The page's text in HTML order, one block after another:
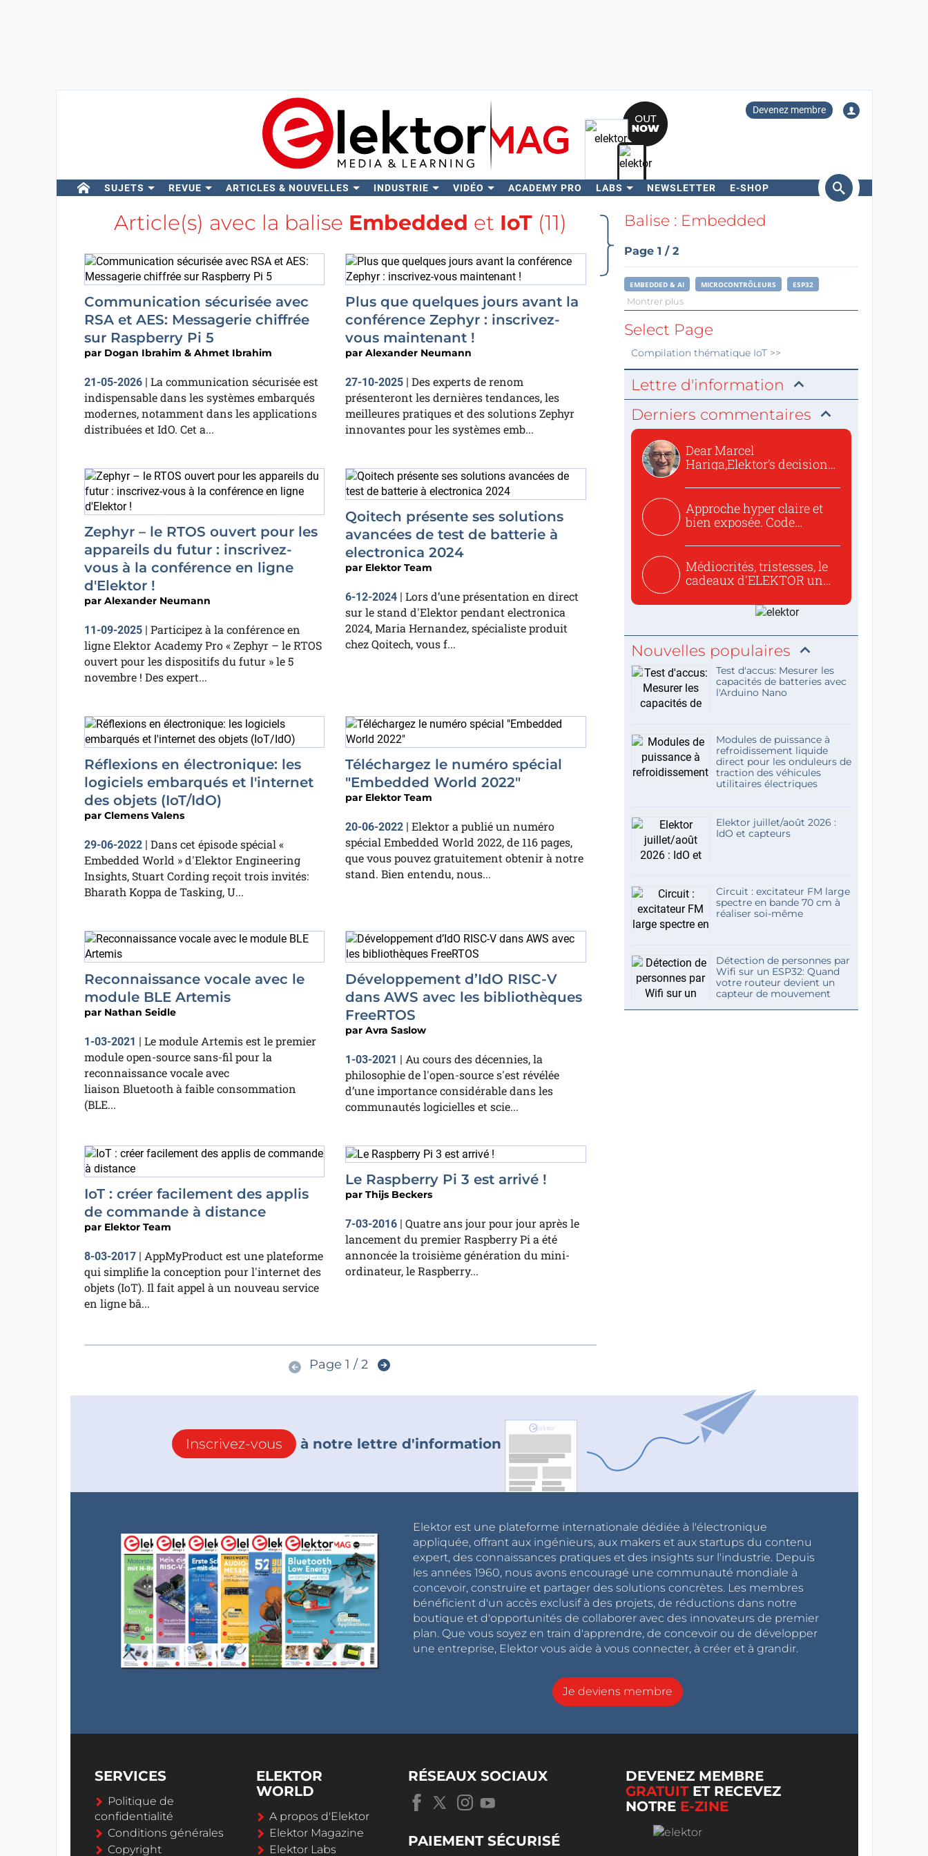
Devenez membre
SUJETS REVUE ARTICLES & NOUVELLES INDUSTRIE VIDÉO ACADEMY PRO LABS NEWSLETTER E-SHOP
Rechercher
Article(s) avec la balise Embedded et IoT(11)
Communication sécurisée avec
RSA et AES: Messagerie chiffrée
sur Raspberry Pi 5
par Dogan Ibrahim & Ahmet Ibrahim
21-05-2026| La communication sécurisée est
indispensable dans les systèmes embarqués
modernes, notamment dans les applications
distribuées et IdO. Cet a...
Plus que quelques jours avant la
conférence Zephyr : inscrivez-
vous maintenant !
par Alexander Neumann
27-10-2025 | Des experts de renom
présenteront les dernières tendances, les
meilleures pratiques et des solutions Zephyr
innovantes pour les systèmes emb...
Zephyr – le RTOS ouvert pour les
appareils du futur : inscrivez-
vous à la conférence en ligne
d'Elektor !
par Alexander Neumann
11-09-2025| Participez à la conférence en
ligne Elektor Academy Pro « Zephyr – le RTOS
ouvert pour les dispositifs du futur » le 5
novembre ! Des expert...
Qoitech présente ses solutions
avancées de test de batterie à
electronica 2024
par Elektor Team
6-12-2024 | Lors d’une présentation en direct
sur le stand d'Elektor pendant electronica
2024, Maria Hernandez, spécialiste produit
chez Qoitech, vous f...
Réflexions en électronique: les
logiciels embarqués et l'internet
des objets (IoT/IdO)
par Clemens Valens
29-06-2022| Dans cet épisode spécial «
Embedded World » d'Elektor Engineering
Insights, Stuart Cording reçoit trois invités:
Bharath Koppa de Tasking, U...
Téléchargez le numéro spécial
"Embedded World 2022"
par Elektor Team
20-06-2022 | Elektor a publié un numéro
spécial Embedded World 2022, de 116 pages,
que vous pouvez gratuitement obtenir à notre
stand. Bien entendu, nous...
Reconnaissance vocale avec le
module BLE Artemis
par Nathan Seidle
1-03-2021 | Le module Artemis est le premier
module open-source sans-fil pour la
reconnaissance vocale avec
liaison Bluetooth à faible consommation
(BLE...
Développement d’IdO RISC-V
dans AWS avec les bibliothèques
FreeRTOS
par Avra Saslow
1-03-2021 | Au cours des décennies, la
philosophie de l'open-source s'est révélée
d’une importance considérable dans les
communautés logicielles et scie...
IoT : créer facilement des applis
de commande à distance
par Elektor Team
8-03-2017| AppMyProduct est une plateforme
qui simplifie la conception pour l'internet des
objets (IoT). Il fait appel à un nouveau service
en ligne bâ...
Le Raspberry Pi 3 est arrivé !
par Thijs Beckers
7-03-2016 | Quatre ans jour pour jour après le
lancement du premier Raspberry Pi a été
annoncée la troisième génération du mini-
ordinateur, le Raspberry...
Page 1 / 2
Balise : Embedded
Page 1 / 2
EMBEDDED & AI MICROCONTRÔLEURS ESP32
Montrer plus
Select Page
Compilation thématique IoT>>
Lettre d'information
Derniers commentaires
Dear Marcel
Hariga,Elektor’s decision
Approche hyper claire et
bien exposée. Code
Médiocrités, tristesses, le
cadeaux d'ELEKTOR un
Nouvelles populaires
Test d'accus: Mesurer les
capacités de batteries avec
l'Arduino Nano
Modules de puissance à
refroidissement liquide
direct pour les onduleurs de
traction des véhicules
utilitaires électriques
Elektor juillet/août 2026 :
IdO et capteurs
Circuit : excitateur FM large
spectre en bande 70 cm à
réaliser soi-même
Détection de personnes par
Wifi sur un ESP32: Quand
votre routeur devient un
capteur de mouvement
Inscrivez-vous à notre lettre d'information
Elektor est une plateforme internationale dédiée à l'électronique
appliquée, offrant aux ingénieurs, aux makers et aux startups du contenu
expert, des connaissances pratiques et des insights sur l'industrie. Depuis
les années 1960, nous avons encouragé une communauté mondiale à
concevoir, construire et partager des solutions concrètes. Les membres
bénéficient d'un accès exclusif à des projets, de réductions dans notre
boutique et d'opportunités de collaborer avec des innovateurs de premier
plan. Que vous soyez en train d'apprendre, de concevoir ou de développer
une entreprise, Elektor vous aide à vous connecter, à créer et à grandir.
Je deviens membre
SERVICES
Politique de
confidentialité
Conditions générales
Copyright
ELEKTOR
WORLD
A propos d'Elektor
Elektor Magazine
Elektor Labs
RÉSEAUX SOCIAUX
PAIEMENT SÉCURISÉ
DEVENEZ MEMBRE
GRATUITET RECEVEZ
NOTRE E-ZINE